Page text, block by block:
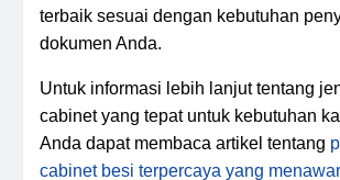
terbaik sesuai dengan kebutuhan
dokumen Anda.
Untuk informasi lebih lanjut tentang
cabinet yang tepat untuk kebutuhan
Anda dapat membaca artikel tentang
cabinet besi terpercaya yang